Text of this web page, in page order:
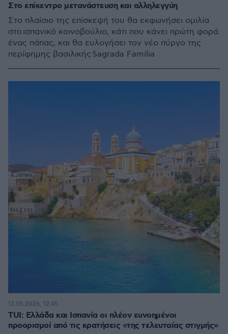
Στο επίκεντρο μετανάστευση και αλληλεγγύη
Στο πλαίσιο της επίσκεψή του θα εκφωνήσει ομιλία
στο ισπανικό κοινοβούλιο, κάτι που κάνει πρώτη φορά
ένας πάπας, και θα ευλογήσει τον νέο πύργο της
περίφημης βασιλικής Sagrada Família
TUI: Ελλάδα και Ισπανία οι πλέον ευνοημένοι
προορισμοί από τις κρατήσεις «της τελευταίας στιγμής»
13.05.2026, 12:45